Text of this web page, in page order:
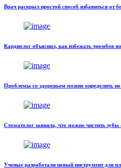
Врач раскрыл простой способ избавиться от
Кардиолог объяснил, как избежать тромбов
Проблемы со здоровьем можно определить по
Стоматолог заявила, что можно чистить зубы
Ученые разработали новый инструмент для